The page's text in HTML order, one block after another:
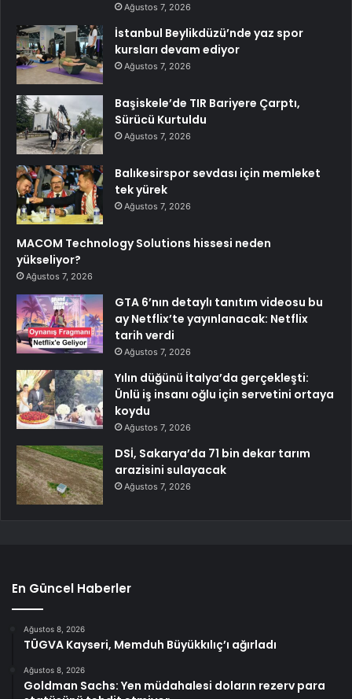
Ağustos 7, 2026
İstanbul Beylikdüzü’nde yaz spor
kursları devam ediyor
Ağustos 7, 2026
Başiskele’de TIR Bariyere Çarptı,
Sürücü Kurtuldu
Ağustos 7, 2026
Balıkesirspor sevdası için memleket
tek yürek
Ağustos 7, 2026
MACOM Technology Solutions hissesi neden
yükseliyor?
Ağustos 7, 2026
GTA 6’nın detaylı tanıtım videosu bu
ay Netflix’te yayınlanacak: Netflix
tarih verdi
Ağustos 7, 2026
Yılın düğünü İtalya’da gerçekleşti:
Ünlü iş insanı oğlu için servetini ortaya
koydu
Ağustos 7, 2026
DSİ, Sakarya’da 71 bin dekar tarım
arazisini sulayacak
Ağustos 7, 2026
En Güncel Haberler
Ağustos 8, 2026
TÜGVA Kayseri, Memduh Büyükkılıç’ı ağırladı
Ağustos 8, 2026
Goldman Sachs: Yen müdahalesi doların rezerv para